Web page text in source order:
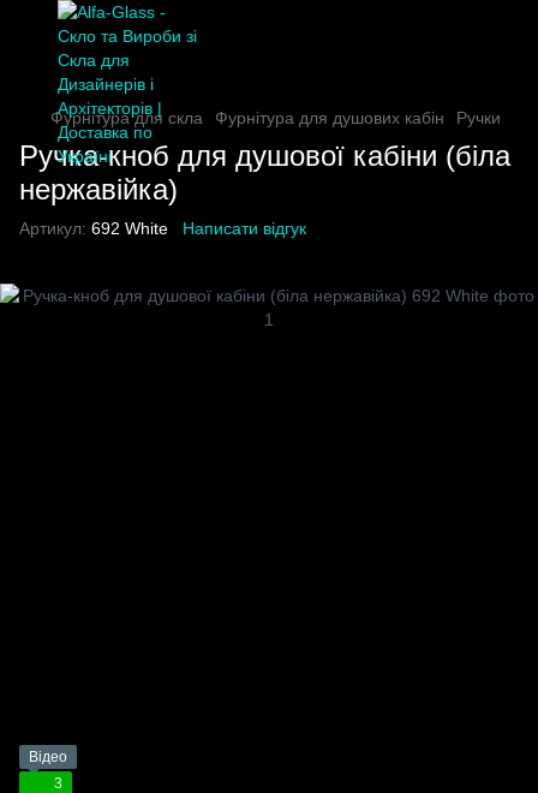
Фурнітура для скла Фурнітура для душових кабін Ручки
Ручка-кноб для душової кабіни (біла
нержавійка)
Артикул: 692 White Написати відгук
Відео
3